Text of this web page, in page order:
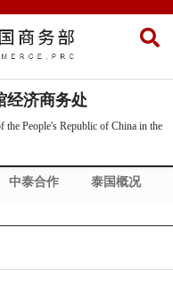
经济商务处
the People's Republic of China in the
中泰合作 泰国概况